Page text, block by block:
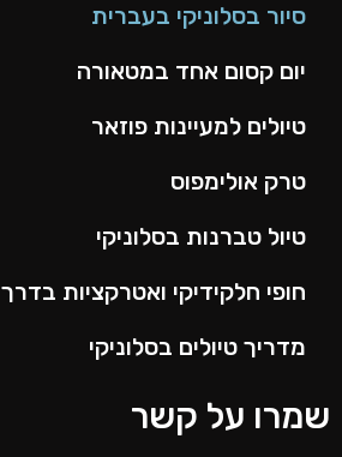
סיור בסלוניקי בעברית
יום קסום אחד במטאורה
טיולים למעיינות פוזאר
טרק אולימפוס
טיול טברנות בסלוניקי
חופי חלקידיקי ואטרקציות בדרך
מדריך טיולים בסלוניקי
שמרו על קשר